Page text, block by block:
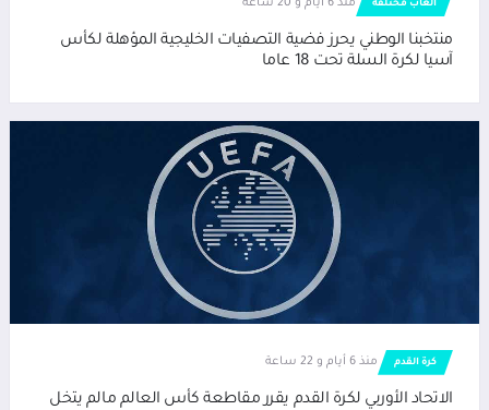
العاب مختلفة منذ 6 أيام و 20 ساعة
منتخبنا الوطني يحرز فضية التصفيات الخليجية المؤهلة لكأس
آسيا لكرة السلة تحت 18 عاما
كرة القدم منذ 6 أيام و 22 ساعة
الاتحاد الأوربي لكرة القدم يقرر مقاطعة كأس العالم مالم يتخل